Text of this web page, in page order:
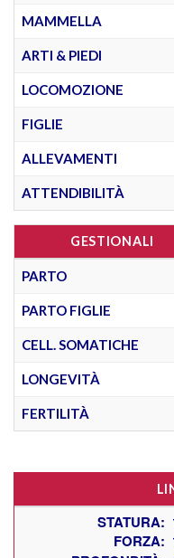
MAMMELLA
ARTI & PIEDI
LOCOMOZIONE
FIGLIE
ALLEVAMENTI
ATTENDIBILITÀ
GESTIONALI
PARTO
PARTO FIGLIE
CELL. SOMATICHE
LONGEVITÀ
FERTILITÀ